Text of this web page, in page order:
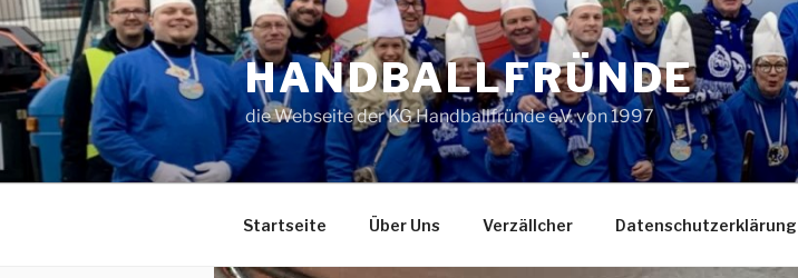
Zum
Inhalt
springen
HANDBALLFRÜNDE
die Webseite der KG Handballfründe e.V. von 1997
Startseite Über Uns Verzällcher Datenschutzerklärung